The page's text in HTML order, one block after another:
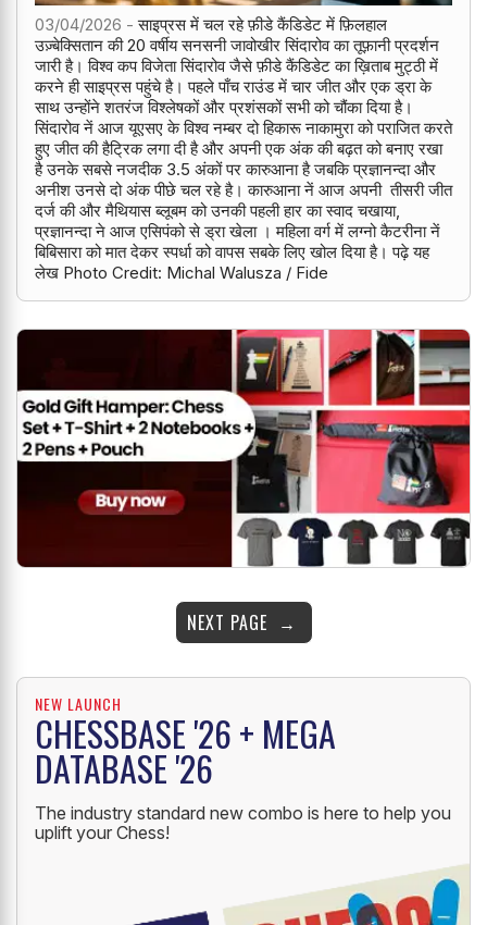
03/04/2026 - साइप्रस में चल रहे फ़ीडे कैंडिडेट में फ़िलहाल
उज़्बेक्सितान की 20 वर्षीय सनसनी जावोखीर सिंदारोव का तूफ़ानी प्रदर्शन
जारी है। विश्व कप विजेता सिंदारोव जैसे फ़ीडे कैंडिडेट का ख़िताब मुट्ठी में
करने ही साइप्रस पहुंचे है। पहले पाँच राउंड में चार जीत और एक ड्रा के
साथ उन्होंने शतरंज विश्लेषकों और प्रशंसकों सभी को चौंका दिया है।
सिंदारोव नें आज यूएसए के विश्व नम्बर दो हिकारू नाकामुरा को पराजित करते
हुए जीत की हैट्रिक लगा दी है और अपनी एक अंक की बढ़त को बनाए रखा
है उनके सबसे नजदीक 3.5 अंकों पर कारुआना है जबकि प्रज्ञानन्दा और
अनीश उनसे दो अंक पीछे चल रहे है। कारुआना नें आज अपनी तीसरी जीत
दर्ज की और मैथियास ब्लूबम को उनकी पहली हार का स्वाद चखाया,
प्रज्ञानन्दा ने आज एसिपंको से ड्रा खेला । महिला वर्ग में लग्नो कैटरीना नें
बिबिसारा को मात देकर स्पर्धा को वापस सबके लिए खोल दिया है। पढ़े यह
लेख Photo Credit: Michal Walusza / Fide
NEXT PAGE
NEW LAUNCH
CHESSBASE '26 + MEGA
DATABASE '26
The industry standard new combo is here to help you
uplift your Chess!